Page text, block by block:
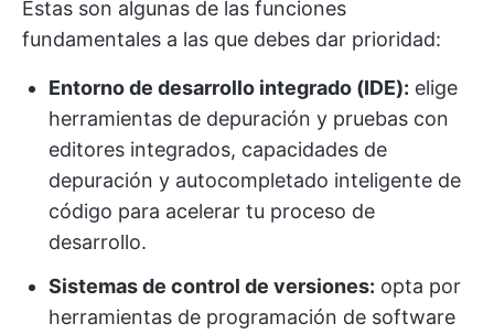
Estas son algunas de las funciones
fundamentales a las que debes dar prioridad:
Entorno de desarrollo integrado (IDE): elige
herramientas de depuración y pruebas con
editores integrados, capacidades de
depuración y autocompletado inteligente de
código para acelerar tu proceso de
desarrollo.
Sistemas de control de versiones: opta por
herramientas de programación de software